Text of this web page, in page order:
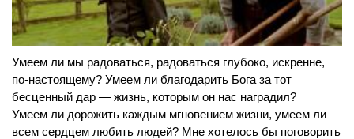
Умеем ли мы радоваться, радоваться глубоко, искренне,
по-настоящему? Умеем ли благодарить Бога за тот
бесценный дар — жизнь, которым он нас наградил?
Умеем ли дорожить каждым мгновением жизни, умеем ли
всем сердцем любить людей? Мне хотелось бы поговорить